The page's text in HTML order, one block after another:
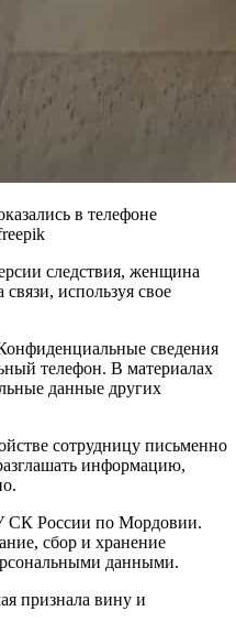
в телефоне
следствия, женщина
используя свое
сведения
телефон. В материалах
данные других
сотрудницу письменно
информацию,
СК России по Мордовии.
сбор и хранение
данными.
признала вину и